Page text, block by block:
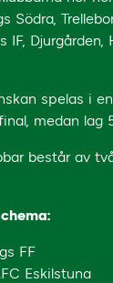
Södra,
IF,
spelas i
medan lag
består av
FF
Eskilstuna